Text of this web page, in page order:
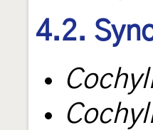
4.2.